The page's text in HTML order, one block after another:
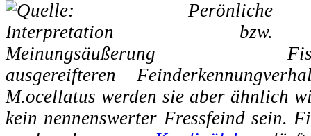
ausgereifteren
M.ocellatus werden sie aber ähnlich
kein nennenswerter Fressfeind sein.